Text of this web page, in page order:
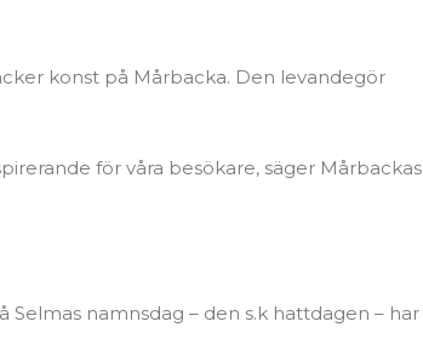
konst på Mårbacka. Den levandegör
för våra besökare, säger Mårbackas
namnsdag – den s.k hattdagen – har